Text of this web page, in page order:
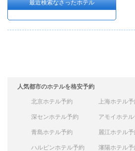
最近検索なさったホテル
人気都市のホテルを格安予約
北京ホテル予約 上海ホテル
深センホテル予約 アモイホテル
青島ホテル予約 麗江ホテル予
ハルピンホテル予約 瀋陽ホテル予